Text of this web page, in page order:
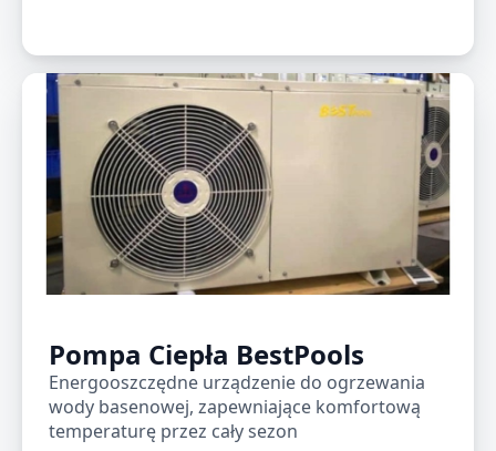
Pompa Ciepła BestPools
Energooszczędne urządzenie do ogrzewania
wody basenowej, zapewniające komfortową
temperaturę przez cały sezon